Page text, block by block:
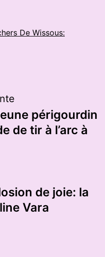
De Wissous:
périgourdin
de tir à l’arc à
de joie: la
Vara